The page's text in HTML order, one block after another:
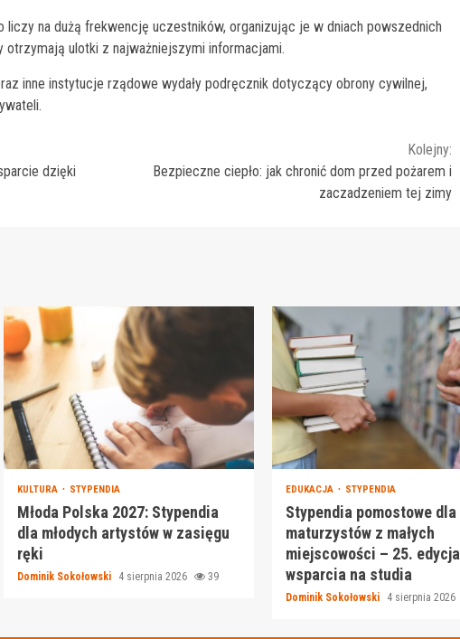
liczy na dużą frekwencję uczestników, organizując je w dniach powszednich
ulotki z najważniejszymi informacjami.
inne instytucje rządowe wydały podręcznik dotyczący obrony cywilnej,
dzięki
Kolejny:
Bezpieczne ciepło: jak chronić dom przed pożarem i
zaczadzeniem tej zimy
KULTURA STYPENDIA
Młoda Polska 2027: Stypendia
dla młodych artystów w zasięgu
ręki
Dominik Sokołowski 4 sierpnia 2026 39
EDUKACJA STYPENDIA
Stypendia pomostowe dla
maturzystów z małych
miejscowości – 25. edycja
wsparcia na studia
Dominik Sokołowski 4 sierpnia 2026